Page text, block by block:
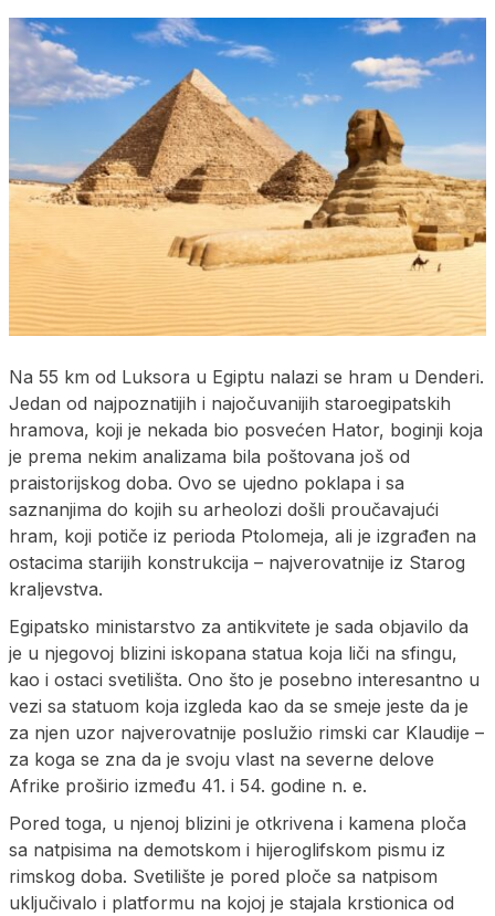
Na 55 km od Luksora u Egiptu nalazi se hram u Denderi.
Jedan od najpoznatijih i najočuvanijih staroegipatskih
hramova, koji je nekada bio posvećen Hator, boginji koja
je prema nekim analizama bila poštovana još od
praistorijskog doba. Ovo se ujedno poklapa i sa
saznanjima do kojih su arheolozi došli proučavajući
hram, koji potiče iz perioda Ptolomeja, ali je izgrađen na
ostacima starijih konstrukcija – najverovatnije iz Starog
kraljevstva.
Egipatsko ministarstvo za antikvitete je sada objavilo da
je u njegovoj blizini iskopana statua koja liči na sfingu,
kao i ostaci svetilišta. Ono što je posebno interesantno u
vezi sa statuom koja izgleda kao da se smeje jeste da je
za njen uzor najverovatnije poslužio rimski car Klaudije –
za koga se zna da je svoju vlast na severne delove
Afrike proširio između 41. i 54. godine n. e.
Pored toga, u njenoj blizini je otkrivena i kamena ploča
sa natpisima na demotskom i hijeroglifskom pismu iz
rimskog doba. Svetilište je pored ploče sa natpisom
uključivalo i platformu na kojoj je stajala krstionica od